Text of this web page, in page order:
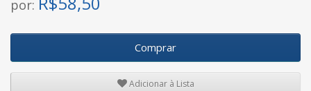
por:
Comprar
Adicionar à Lista